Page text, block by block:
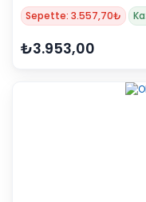
Sepette: 3.557,70₺
₺3.953,00